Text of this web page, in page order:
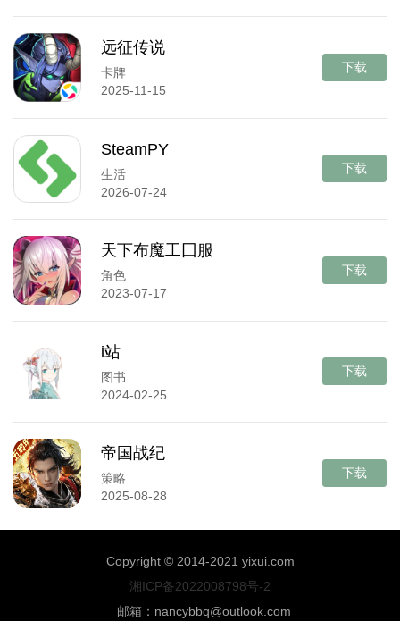
远征传说
卡牌
2025-11-15
下载
SteamPY
生活
2026-07-24
下载
天下布魔工囗服
角色
2023-07-17
下载
i站
图书
2024-02-25
下载
帝国战纪
策略
2025-08-28
下载
Copyright © 2014-2021 yixui.com
湘ICP备2022008798号-2
邮箱：nancybbq@outlook.com